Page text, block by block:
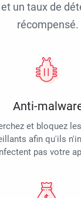
un taux de
récompensé.
Anti-
et bloquez
afin qu'ils
pas votre